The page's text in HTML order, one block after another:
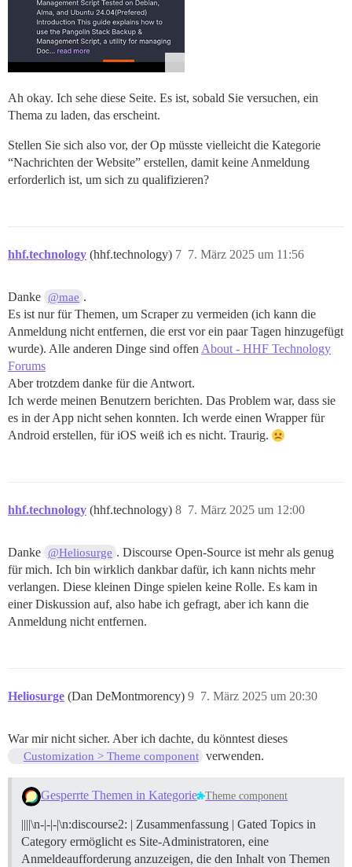
Ah okay. Ich sehe diese Seite. Es ist, sobald Sie versuchen, ein
Thema zu laden, das erscheint.
Stellen Sie sich also vor, der Op müsste vielleicht die Kategorie
“Nachrichten der Website” erstellen, damit keine Anmeldung
erforderlich ist, um sich zu qualifizieren?
hhf.technology (hhf.technology) 7. März 2025 um 11:56
7
Danke @mae .
Es ist nur für Themen, um Scraper zu vermeiden (ich kann die
Anmeldung nicht entfernen, die erst vor ein paar Tagen hinzugefügt
wurde). Alle anderen Dinge sind offen About - HHF Technology
Forums
Aber trotzdem danke für die Antwort.
Ich werde meinen Benutzern berichten. Das Problem war, dass sie
es in der App nicht sehen konnten. Ich werde einen Wrapper für
Android erstellen, für iOS weiß ich es nicht. Traurig.
hhf.technology (hhf.technology) 7. März 2025 um 12:00
8
Danke @Heliosurge . Discourse Open-Source ist mehr als genug
für mich. Ich bin wirklich dankbar dafür, ich kann nichts mehr
verlangen. Diese kleinen Dinge spielen keine Rolle. Es kam in
einer Diskussion auf, also habe ich gefragt, aber ich kann die
Anmeldung nicht entfernen.
Heliosurge (Dan DeMontmorency) 7. März 2025 um 20:30
9
War mir nicht sicher. Aber ich dachte, du könntest dieses
Customization > Theme component verwenden.
Gesperrte Themen in Kategorie Theme component
||||\n-|-|-|\n:discourse2: | Zusammenfassung | Gated Topics in
Category ermöglicht es Site-Administratoren, eine
Anmeldeaufforderung anzuzeigen, die den Inhalt von Themen